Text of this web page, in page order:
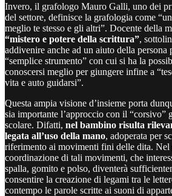
Invero, il grafologo Mauro Galli, uno dei
del settore, definisce la grafologia come
meglio te stesso e gli altri”. Docente della
“mistero e potere della scrittura”,
addivenire anche ad un aiuto della persona
“semplice strumento” con cui si ha la
conoscersi meglio per giungere infine a
vita e auto guidarsi”.
Questa ampia visione d’insieme porta
sia importante l’approccio con il “corsivo”
scolare. Difatti, nel bambino risulta
legata all’uso della mano, adoperata per
riferimento ai movimenti fini delle dita. Nel
coordinazione di tali movimenti, che
spalla, gomito e polso, diventerà
consentire la creazione di legami tra le
contempo le parole scritte ai suoni di